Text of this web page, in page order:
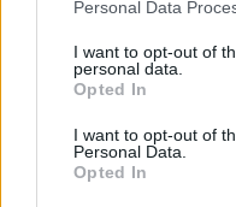
Personal Data
I want to opt-out of
personal data.
Opted In
I want to opt-out of
Personal Data.
Opted In
Πειραιά, όπου η
Σβολάκης θα
τους μαζί με
πρόσωπα, σε ένα πιο
κλίμα.